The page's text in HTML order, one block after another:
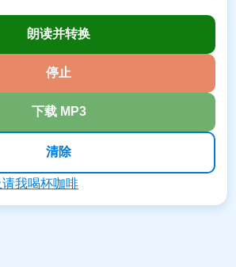
朗读并转换
停止
下载 MP3
清除